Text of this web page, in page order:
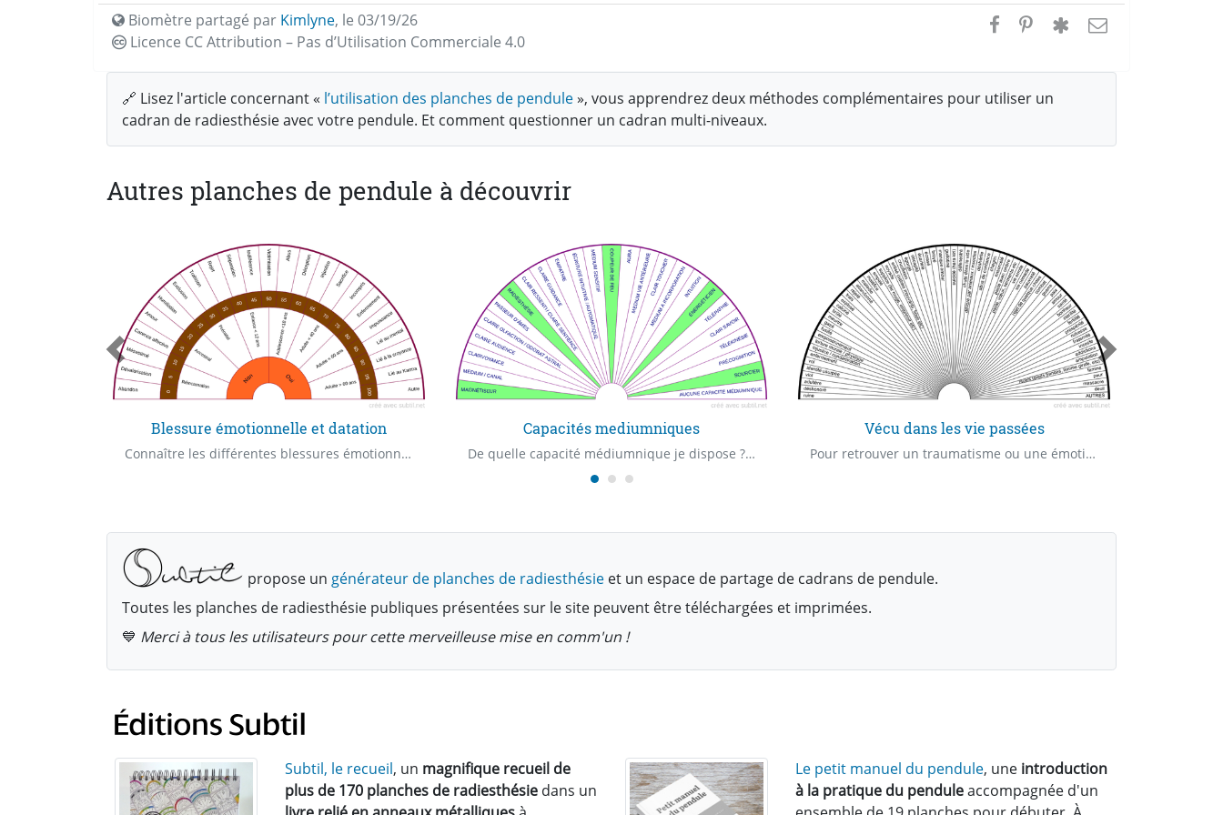
Biomètre partagé par Kimlyne, le 03/19/26
Licence CCAttribution – Pas d’Utilisation Commerciale 4.0
🔗 Lisez l'article concernant « l’utilisation des planches de pendule», vous apprendrez deux méthodes complémentaires pour utiliser un
cadran de radiesthésie avec votre pendule. Et comment questionner un cadran multi-niveaux.
Autres planches de pendule à découvrir
Blessure émotionnelle et datation
Connaître les différentes blessures émotionnelles et pouvoir les dater. Quelle est la blessure émotionnelle à l'origine de ce mal-être ? À quel age est survenu cette blessure ?
Capacités mediumniques
De quelle capacité médiumnique je dispose ? De quel "Claire" capacité je dispose ? Quelle est ma première capacité médiumnique ?
Vécu dans les vie passées
Pour retrouver un traumatisme ou une émotion vécue dans une vie passée
propose un générateur de planches de radiesthésie et un espace de partage de cadrans de pendule.
Toutes les planches de radiesthésie publiques présentées sur le site peuvent être téléchargées et imprimées.
💙 Merci à tous les utilisateurs pour cette merveilleuse mise en comm'un !
Subtil, le recueil, un magnifique recueil de
plus de 170 planches de radiesthésie dans un
Le petit manuel du pendule, une introduction
à la pratique du penduleaccompagnée d'un